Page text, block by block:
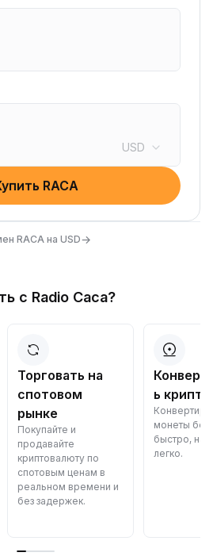
USD
RACA
RACA на USD→
с Radio Caca?
Торговать на
спотовом
рынке
Покупайте и
продавайте
криптовалюту по
спотовым ценам в
реальном времени и
без задержек.
ь
монеты
быстро,
легко.